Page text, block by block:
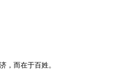
，而在于百姓。